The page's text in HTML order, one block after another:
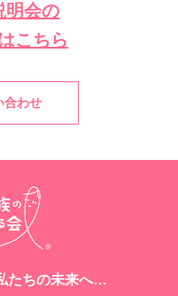
明会の
こちら
合わせ
たちの未来へ…